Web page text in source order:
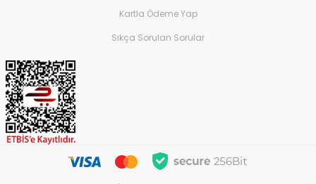
Kartla Ödeme Yap
Sıkça Sorulan Sorular